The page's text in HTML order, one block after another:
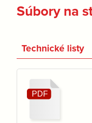
Súbory na
Technické listy